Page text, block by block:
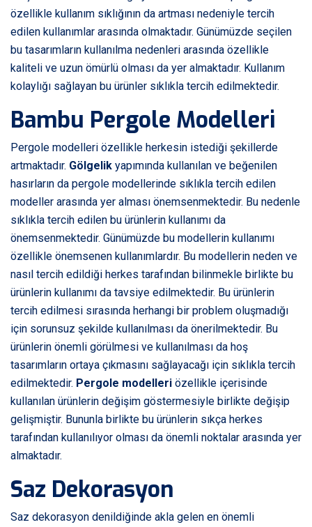
özellikle kullanım sıklığının da artması nedeniyle tercih
edilen kullanımlar arasında olmaktadır. Günümüzde seçilen
bu tasarımların kullanılma nedenleri arasında özellikle
kaliteli ve uzun ömürlü olması da yer almaktadır. Kullanım
kolaylığı sağlayan bu ürünler sıklıkla tercih edilmektedir.
Bambu Pergole Modelleri
Pergole modelleri özellikle herkesin istediği şekillerde
artmaktadır. Gölgelik yapımında kullanılan ve beğenilen
hasırların da pergole modellerinde sıklıkla tercih edilen
modeller arasında yer alması önemsenmektedir. Bu nedenle
sıklıkla tercih edilen bu ürünlerin kullanımı da
önemsenmektedir. Günümüzde bu modellerin kullanımı
özellikle önemsenen kullanımlardır. Bu modellerin neden ve
nasıl tercih edildiği herkes tarafından bilinmekle birlikte bu
ürünlerin kullanımı da tavsiye edilmektedir. Bu ürünlerin
tercih edilmesi sırasında herhangi bir problem oluşmadığı
için sorunsuz şekilde kullanılması da önerilmektedir. Bu
ürünlerin önemli görülmesi ve kullanılması da hoş
tasarımların ortaya çıkmasını sağlayacağı için sıklıkla tercih
edilmektedir. Pergole modelleri özellikle içerisinde
kullanılan ürünlerin değişim göstermesiyle birlikte değişip
gelişmiştir. Bununla birlikte bu ürünlerin sıkça herkes
tarafından kullanılıyor olması da önemli noktalar arasında yer
almaktadır.
Saz Dekorasyon
Saz dekorasyon denildiğinde akla gelen en önemli